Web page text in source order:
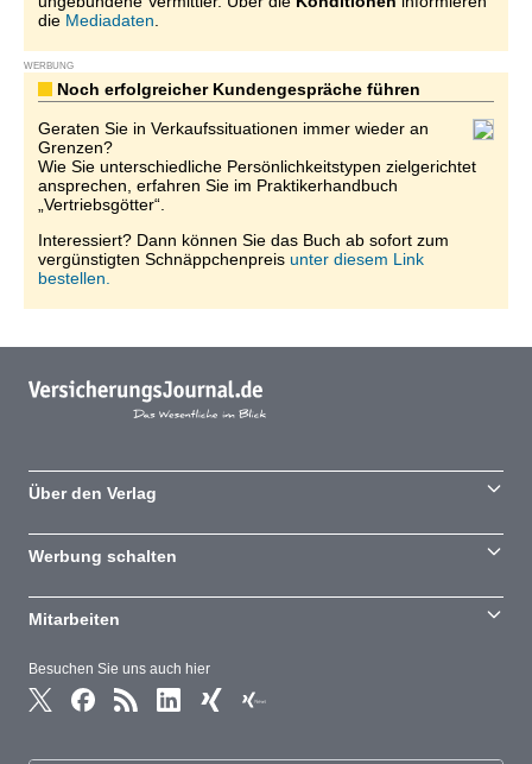
die Mediadaten
WERBUNG
Noch erfolgreicher Kundengespräche führen
Geraten Sie in Verkaufssituationen immer wieder an
Grenzen?
Wie Sie unterschiedliche Persönlichkeitstypen zielgerichtet
ansprechen, erfahren Sie im Praktikerhandbuch
„Vertriebsgötter“.
Interessiert? Dann können Sie das Buch ab sofort zum
vergünstigten Schnäppchenpreis unter diesem Link
bestellen.
Besuchen Sie uns auch hier
Über den Verlag
Werbung schalten
Mitarbeiten